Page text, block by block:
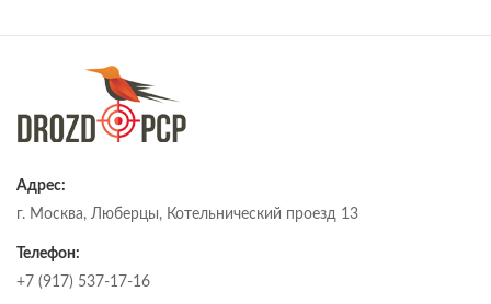
Адрес:
г. Москва, Люберцы, Котельнический проезд 13
Телефон:
+7 (917) 537-17-16